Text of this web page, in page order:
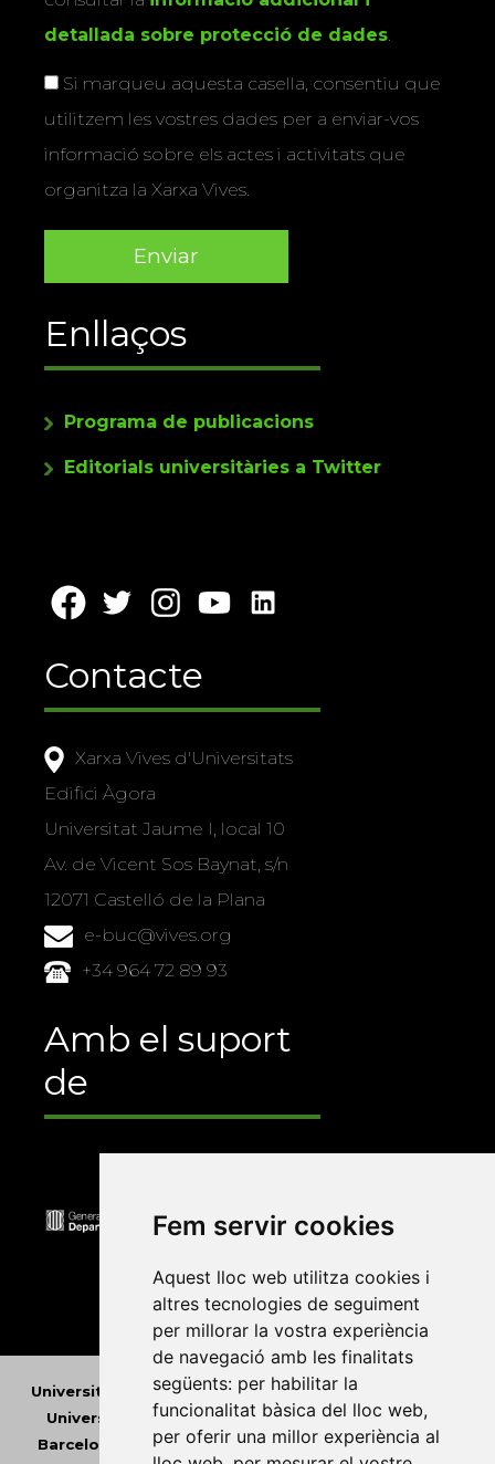
Fem servir cookies
Aquest lloc web utilitza cookies i
altres tecnologies de seguiment
per millorar la vostra experiència
de navegació amb les finalitats
següents: per habilitar la
funcionalitat bàsica del lloc web,
per oferir una millor experiència al
detallada sobre protecció de dades.
Si marqueu aquesta casella, consentiu que
utilitzem les vostres dades per a enviar-vos
informació sobre els actes i activitats que
organitza la Xarxa Vives.
Enllaços
Programa de publicacions
Editorials universitàries a Twitter
Contacte
Xarxa Vives d'Universitats
Edifici Àgora
Universitat Jaume I, local 10
Av. de Vicent Sos Baynat, s/n
12071 Castelló de la Plana
e-buc@vives.org
+34 964 72 89 93
Amb el suport
de
Universitat Abat Oliba CEU•Universitat d'Alacant
Universitat d'Andorra•Universitat Autònoma de
Barcelona
Universitat de Barcelona• Universitat